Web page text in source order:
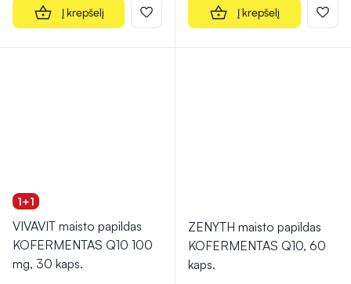
Į krepšelį Į krepšelį
1+1
VIVAVIT maisto papildas
KOFERMENTAS Q10 100
mg, 30 kaps.
ZENYTH maisto papildas
KOFERMENTAS Q10, 60
kaps.